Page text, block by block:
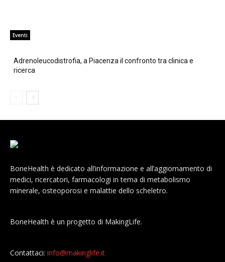
Eventi
Adrenoleucodistrofia, a Piacenza il confronto tra clinica e
ricerca
BoneHealth è dedicato all’informazione e all’aggiornamento di
medici, ricercatori, farmacologi in tema di metabolismo
minerale, osteoporosi e malattie dello scheletro.
BoneHealth è un progetto di MakingLife.
Contattaci: info@makinglife.it